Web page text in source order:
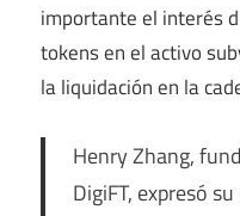
importante el interés
tokens en el activo
la liquidación en la
Henry Zhang,
DigiFT, expresó